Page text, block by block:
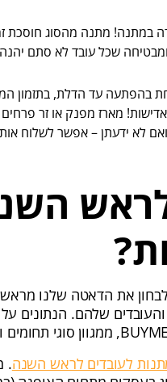
במתנה! מתנה מהסוג חוסכת
שכל עובד לא סתם
עד הדלת, בתזמון
מארז מפנק או זר
לא ידעתן – אפשר לשלוח
והעובדים שלהם.
לעובדים לראש השנה.